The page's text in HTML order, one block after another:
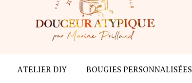
ATELIER DIY BOUGIES PERSONNALISÉES